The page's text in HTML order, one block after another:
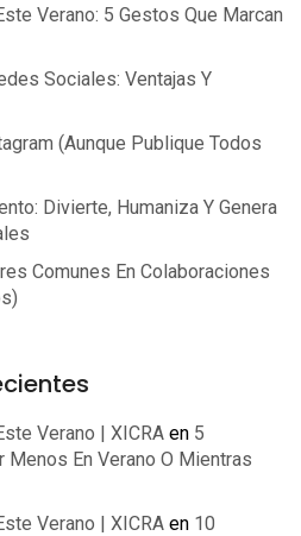
Verano: 5 Gestos Que Marcan
Sociales: Ventajas Y
(aunque Publique Todos
Divierte, Humaniza Y Genera
Comunes En Colaboraciones
Verano | XICRA en 5
Menos En Verano O Mientras
Verano | XICRA en 10